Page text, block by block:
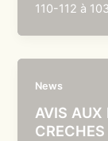
110-112 à
News
AVIS AUX
CRECHES